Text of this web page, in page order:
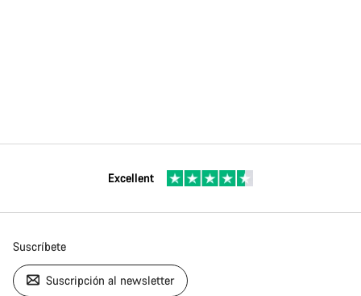
Excellent
Suscríbete
Suscripción al newsletter